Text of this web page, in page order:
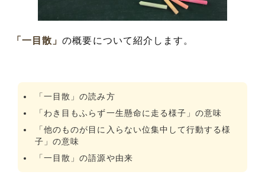
「一目散」を使った例文と意味を解釈
「一目散」の類語や類義語など言い換え
「一目散」の概要について紹介します。
「一目散」の読み方
「わき目もふらず一生懸命に走る様子」の意味
「他のものが目に入らない位集中して行動する様
子」の意味
「一目散」の語源や由来